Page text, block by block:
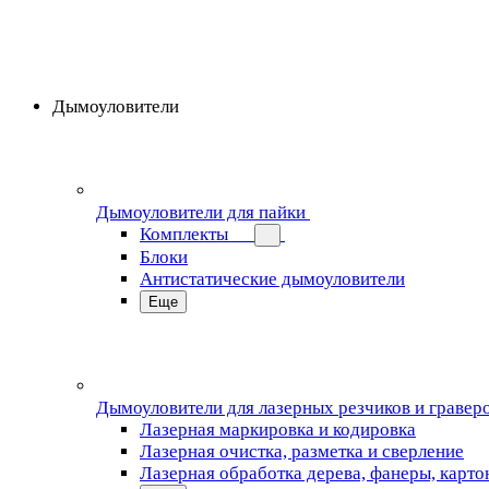
Дымоуловители
Дымоуловители для пайки
Комплекты
Блоки
Антистатические дымоуловители
Еще
Дымоуловители для лазерных резчиков и
Лазерная маркировка и кодировка
Лазерная очистка, разметка и сверление
Лазерная обработка дерева, фанеры,